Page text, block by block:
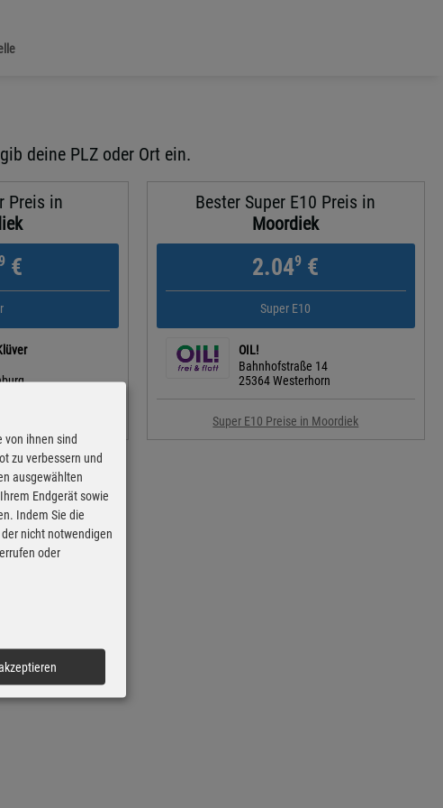
deine PLZ oder Ort ein.
Preis in
€
Bester Super E10 Preis in
Moordiek
2.049 €
Super E10
OIL!
Bahnhofstraße 14
25364 Westerhorn
Super E10 Preise in Moordiek
von ihnen sind
zu verbessern und
ausgewählten
Endgerät sowie
Indem Sie die
nicht notwendigen
oder